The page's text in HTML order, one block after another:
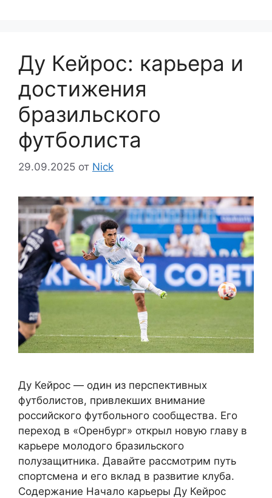
Ду Кейрос: карьера и
достижения
бразильского
футболиста
29.09.2025 от Nick
Ду Кейрос — один из перспективных
футболистов, привлекших внимание
российского футбольного сообщества. Его
переход в «Оренбург» открыл новую главу в
карьере молодого бразильского
полузащитника. Давайте рассмотрим путь
спортсмена и его вклад в развитие клуба.
Содержание Начало карьеры Ду Кейрос